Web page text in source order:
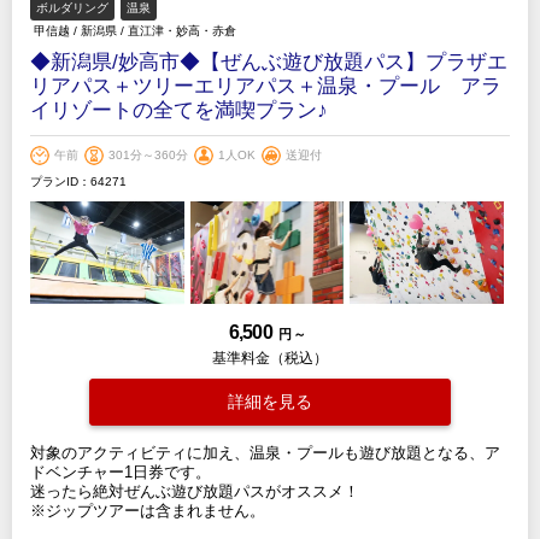
ボルダリング
温泉
甲信越 / 新潟県 / 直江津・妙高・赤倉
◆新潟県/妙高市◆【ぜんぶ遊び放題パス】プラザエ
リアパス＋ツリーエリアパス＋温泉・プール アラ
イリゾートの全てを満喫プラン♪
午前 301分～360分 1人OK
送迎付
プランID：64271
6,500 円 ～
基準料金（税込）
詳細を見る
対象のアクティビティに加え、温泉・プールも遊び放題となる、ア
ドベンチャー1日券です。
迷ったら絶対ぜんぶ遊び放題パスがオススメ！
※ジップツアーは含まれません。